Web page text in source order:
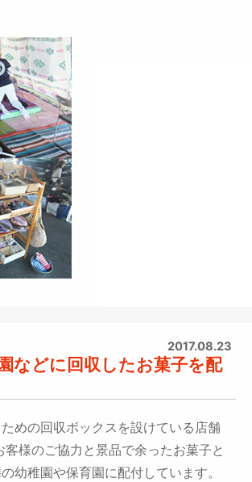
2017.08.23
などに回収したお菓子を配
めの回収ボックスを設けている店舗
客様のご協力と景品で余ったお菓子と
幼稚園や保育園に配付しています。